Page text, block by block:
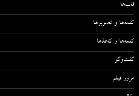
قاب‌ها
کلمه‌ها و تصویرها
کلمه‌ها و کاغذها
گفت‌وگو
مرور فیلم